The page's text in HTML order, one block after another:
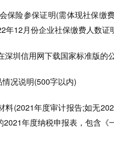
参保证明(需体现社保缴费
年12月份企业社保缴费人数证
信用网下载国家标准版的
况说明(500字以内)
年度审计报告;如无
年度纳税申报表，包含《